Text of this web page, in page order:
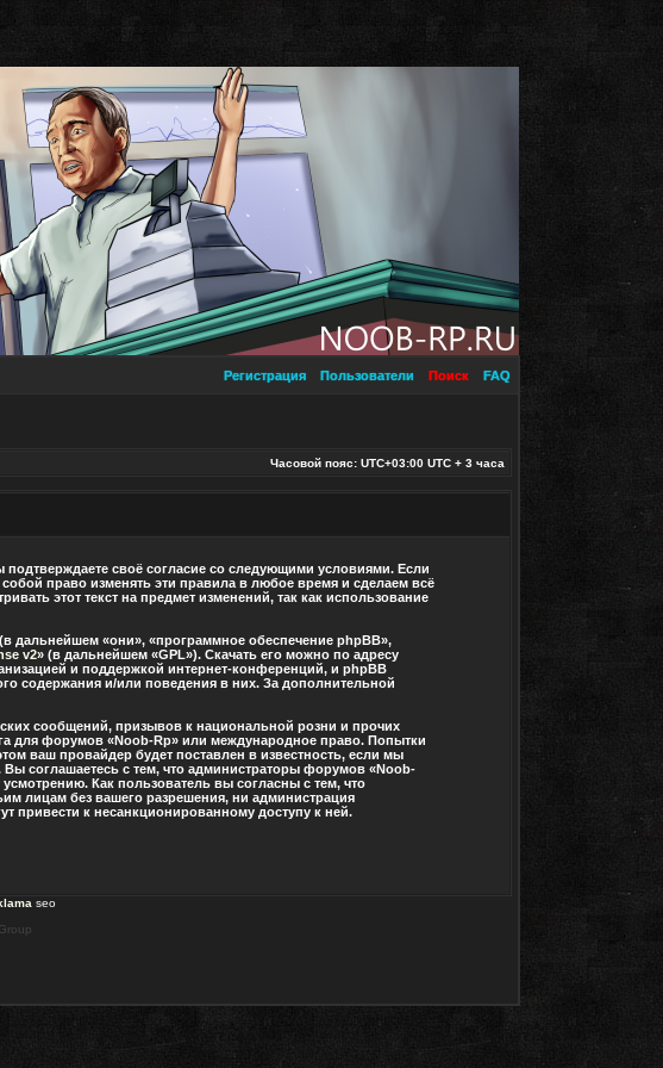
FAQ
Поиск
Пользователи
Регистрация
Часовой пояс: UTC+03:00 UTC + 3 часа
своё согласие со следующими условиями. Если
право изменять эти правила в любое время и сделаем всё
этот текст на предмет изменений, так как использование
дальнейшем «они», «программное обеспечение phpBB»,
v2» (в дальнейшем «GPL»). Скачать его можно по адресу
и поддержкой интернет-конференций, и phpBB
содержания и/или поведения в них. За дополнительной
сообщений, призывов к национальной розни и прочих
для форумов «Noob-Rp» или международное право. Попытки
ваш провайдер будет поставлен в известность, если мы
соглашаетесь с тем, что администраторы форумов «Noob-
Как пользователь вы согласны с тем, что
лицам без вашего разрешения, ни администрация
привести к несанкционированному доступу к ней.
seo